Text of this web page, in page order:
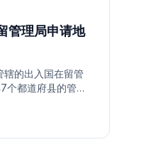
管理局申请地
辖的出入国在留管
个都道府县的管辖